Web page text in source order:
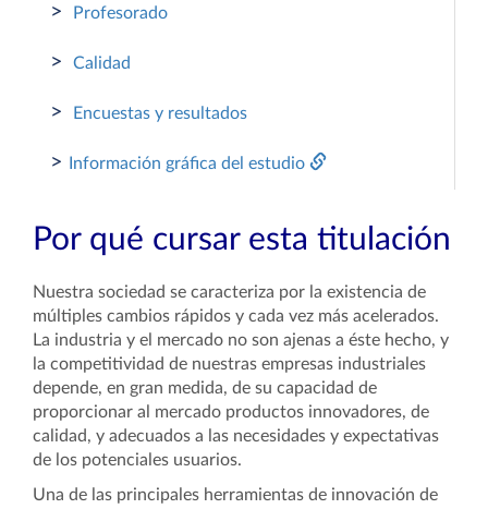
> Profesorado
> Calidad
> Encuestas y resultados
> Información gráfica del estudio
Por qué cursar esta titulación
Nuestra sociedad se caracteriza por la existencia de
múltiples cambios rápidos y cada vez más acelerados.
La industria y el mercado no son ajenas a éste hecho, y
la competitividad de nuestras empresas industriales
depende, en gran medida, de su capacidad de
proporcionar al mercado productos innovadores, de
calidad, y adecuados a las necesidades y expectativas
de los potenciales usuarios.
Una de las principales herramientas de innovación de